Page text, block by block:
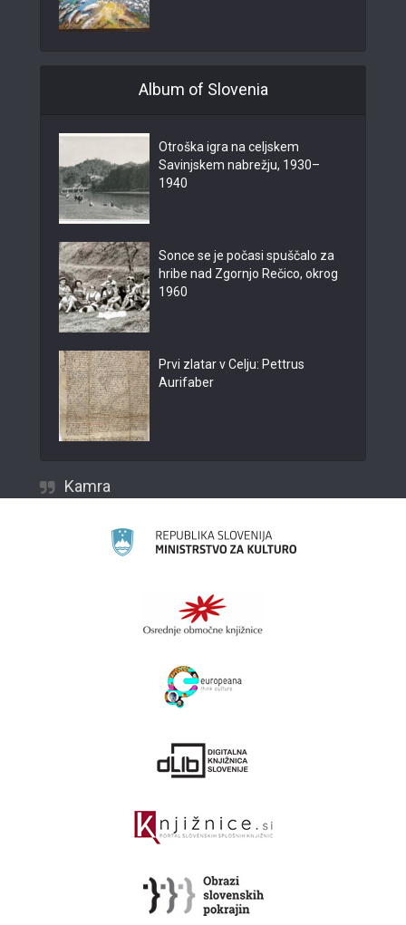
Album of Slovenia
Otroška igra na celjskem
Savinjskem nabrežju, 1930–
1940
Sonce se je počasi spuščalo za
hribe nad Zgornjo Rečico, okrog
1960
Prvi zlatar v Celju: Pettrus
Aurifaber
Kamra